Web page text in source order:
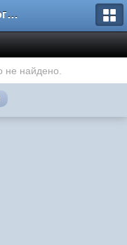
Форум игрового проекта Riverrise
не найдено.